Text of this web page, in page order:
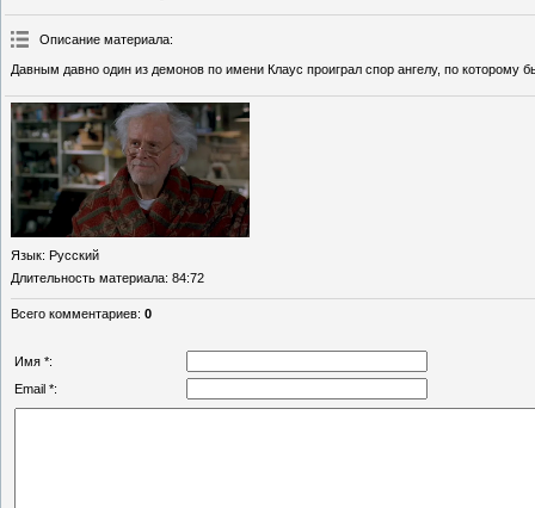
Описание материала:
Давным давно один из демонов по имени Клаус проиграл спор ангелу, по которому
Язык: Русский
Длительность материала: 84:72
Всего комментариев: 0
Имя *:
Email *: